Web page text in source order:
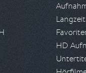
HD